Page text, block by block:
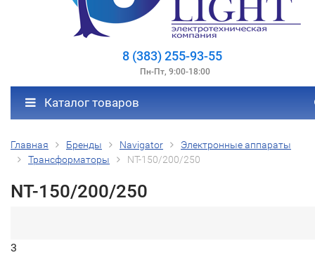
8 (383) 255-93-55
Пн-Пт, 9:00-18:00
Каталог товаров
Главная Бренды Navigator
Электронные аппараты
Трансформаторы
NT-150/200/250
NT-150/200/250
3